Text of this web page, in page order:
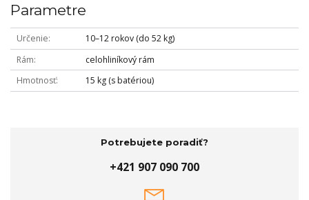
Parametre
Určenie
10–12 rokov (do 52 kg)
Rám
celohliníkový rám
Hmotnosť
15 kg (s batériou)
Potrebujete poradiť?
+421 907 090 700